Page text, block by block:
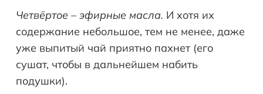
Четвёртое – эфирные масла. И хотя их
содержание небольшое, тем не менее, даже
уже выпитый чай приятно пахнет (его
сушат, чтобы в дальнейшем набить
подушки).